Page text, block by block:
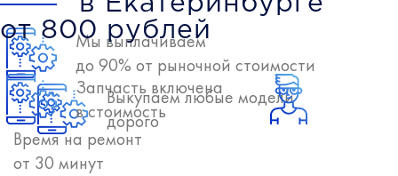
от 800 рублей
Запчасть включена
в стоимость
Время на ремонт
от 30 минут
Мы выплачиваем
до 90% от рыночной стоимости
Выкупаем любые модели
дорого